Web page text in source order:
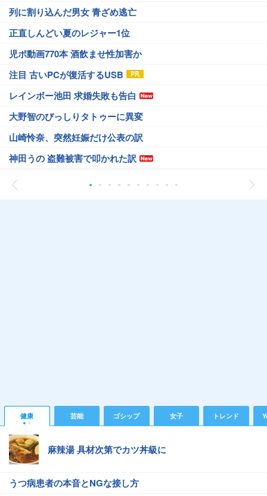
列に割り込んだ男女 青ざめ逃亡
正直しんどい夏のレジャー1位
児ポ動画770本 酒飲ませ性加害か
注目 古いPCが復活するUSB
レインボー池田 求婚失敗も告白
大野智のびっしりタトゥーに異変
山崎怜奈、突然妊娠だけ公表の訳
神田うの 盗難被害で叩かれた訳
健康 芸能 ゴシップ 女子 トレンド
麻辣湯 具材次第でカツ丼級に
うつ病患者の本音とNGな接し方